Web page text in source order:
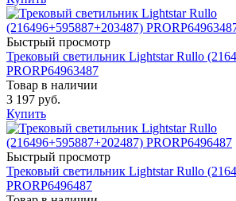
Быстрый просмотр
Трековый светильник Lightstar Rullo
PRORP64963487
Товар в наличии
3 197 руб.
Купить
Быстрый просмотр
Трековый светильник Lightstar Rullo
PRORP6496487